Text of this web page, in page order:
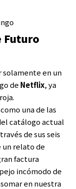
Futuro
solamente en un
de Netflix, ya
una de las
catálogo actual
de sus seis
un relato de
factura
incómodo de
en nuestra